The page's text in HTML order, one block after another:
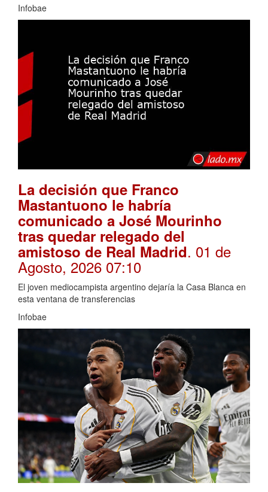
Infobae
La decisión que Franco
Mastantuono le habría
comunicado a José Mourinho
tras quedar relegado del
amistoso de Real Madrid. 01 de
Agosto, 2026 07:10
El joven mediocampista argentino dejaría la Casa Blanca en
esta ventana de transferencias
Infobae